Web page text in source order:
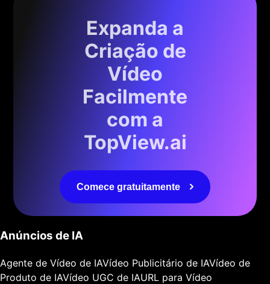
Expanda a
Criação de
Vídeo
Facilmente
com a
TopView.ai
Comece gratuitamente
Anúncios de IA
Agente de Vídeo de IAVídeo Publicitário de IAVídeo de
Produto de IAVídeo UGC de IAURL para Vídeo